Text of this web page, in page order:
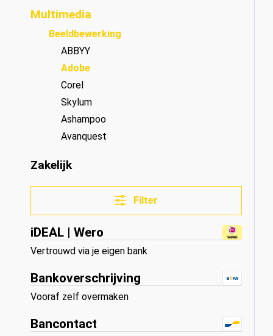
Multimedia
Beeldbewerking
ABBYY
Adobe
Corel
Skylum
Ashampoo
Avanquest
Zakelijk
Filter
iDEAL | Wero
Vertrouwd via je eigen bank
Bankoverschrijving
Vooraf zelf overmaken
Bancontact